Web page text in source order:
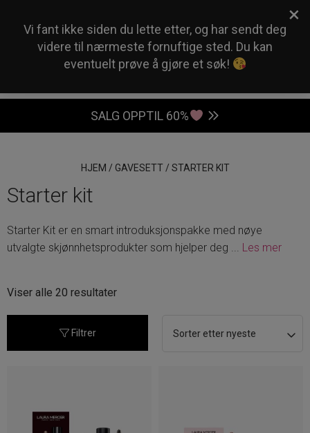
0
SALG OPPTIL 60%
HJEM / GAVESETT/ STARTER KIT
Starter kit
Starter Kit er en smart introduksjonspakke med nøye
utvalgte skjønnhetsprodukter som hjelper deg ... Les mer
Viser alle 20 resultaterSortert
Filtrer
×
Vi fant ikke siden du lette etter, og har sendt deg
videre til nærmeste fornuftige sted. Du kan
eventuelt prøve å gjøre et søk!